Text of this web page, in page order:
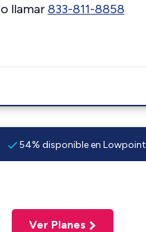
o llamar833-811-8858
54% disponible en Lowpoint
Ver Planes